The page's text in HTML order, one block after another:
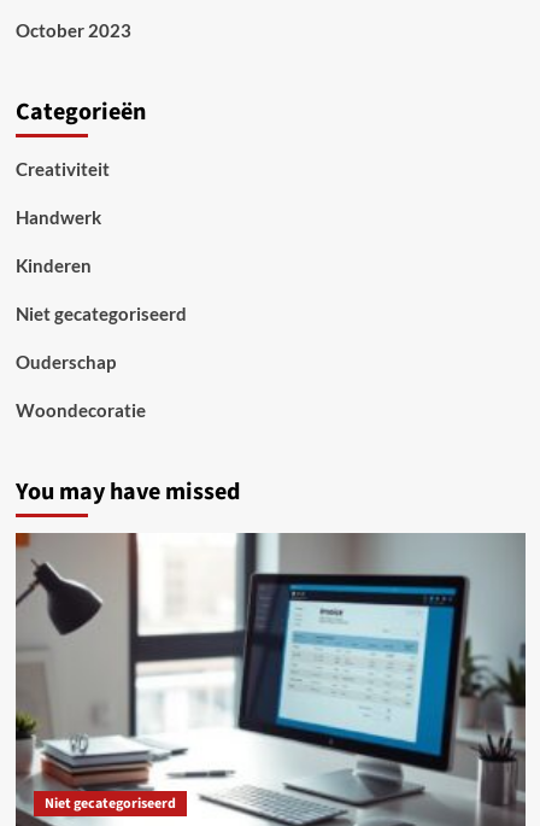
October 2023
Categorieën
Creativiteit
Handwerk
Kinderen
Niet gecategoriseerd
Ouderschap
Woondecoratie
You may have missed
Niet gecategoriseerd